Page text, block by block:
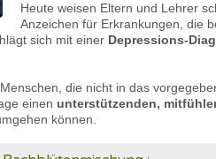
Heute weisen Eltern und Lehrer
Anzeichen für Erkrankungen, die
sich mit einer Depressions-
die nicht in das
einen unterstützenden,
können.